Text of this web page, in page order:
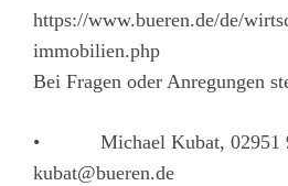
https://www.bueren.de/de/
immobilien.php
Bei Fragen oder Anregungen
• Michael Kubat, 02951
kubat@bueren.de